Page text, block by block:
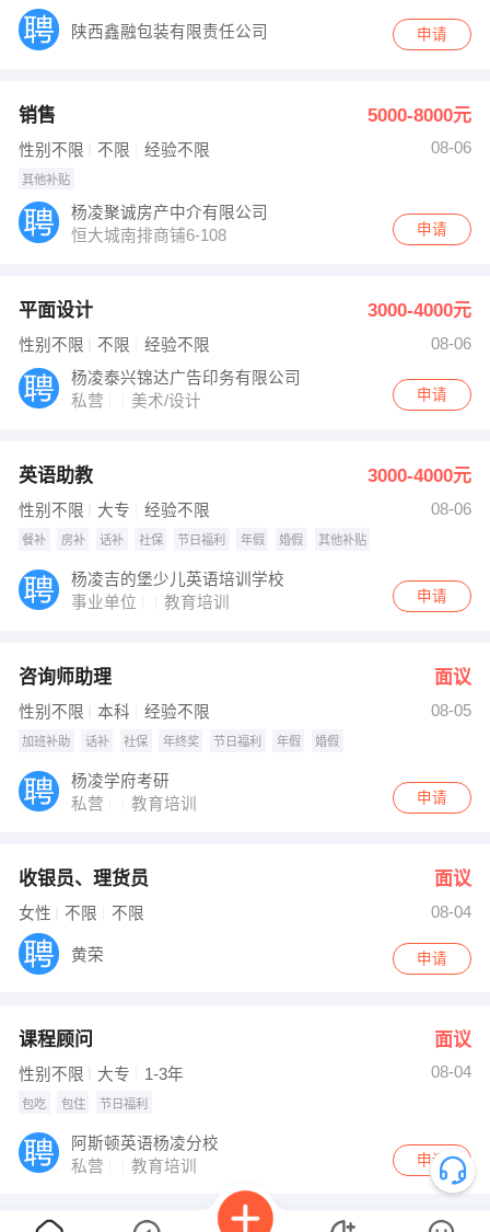
陕西鑫融包装有限责任公司 申请
销售 5000-8000元
性别不限 不限 经验不限 08-06
其他补贴
杨凌聚诚房产中介有限公司
恒大城南排商铺6-108
申请
平面设计 3000-4000元
性别不限 不限 经验不限
08-06
杨凌泰兴锦达广告印务有限公司
私营
美术/设计 申请
英语助教 3000-4000元
性别不限 大专 经验不限 08-06
餐补 房补 话补 社保 节日福利 年假 婚假 其他补贴
杨凌吉的堡少儿英语培训学校
事业单位
教育培训 申请
咨询师助理 面议
性别不限 本科 经验不限 08-05
加班补助 话补 社保 年终奖 节日福利 年假 婚假
杨凌学府考研
私营
教育培训 申请
收银员、理货员 面议
女性 不限 不限 08-04
黄荣 申请
课程顾问 面议
性别不限 大专 1-3年 08-04
包吃 包住 节日福利
阿斯顿英语杨凌分校
私营
教育培训 申请